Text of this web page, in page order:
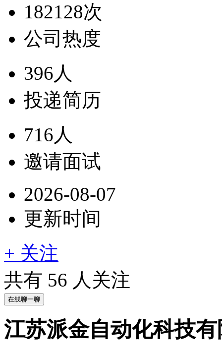
182128次
公司热度
396人
投递简历
716人
邀请面试
2026-08-07
更新时间
+ 关注
共有 56 人关注
在线聊一聊
江苏派金自动化科技